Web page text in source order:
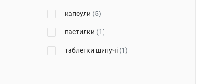
капсули (5)
пастилки (1)
таблетки шипучі (1)